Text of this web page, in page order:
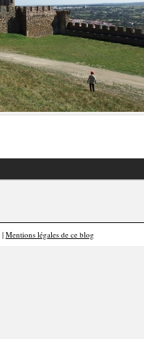
| Mentions légales de ce blog